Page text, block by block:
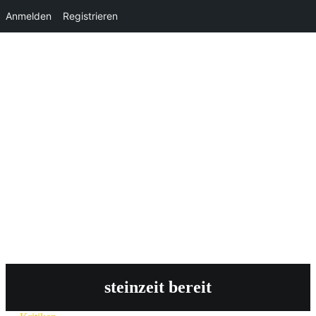
Anmelden Registrieren
steinzeit bereit